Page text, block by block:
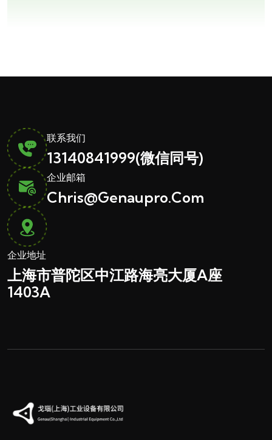
联系我们
13140841999(微信同号)
企业邮箱
Chris@genaupro.com
企业地址
上海市普陀区中江路海亮大厦A座
1403A